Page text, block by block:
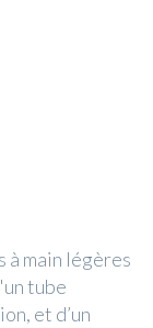
à main légères
tube
et d’un